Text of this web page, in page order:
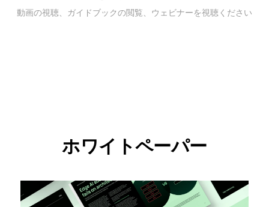
動画の視聴、ガイドブックの閲覧、ウェビナーを視聴ください
ホワイトペーパー